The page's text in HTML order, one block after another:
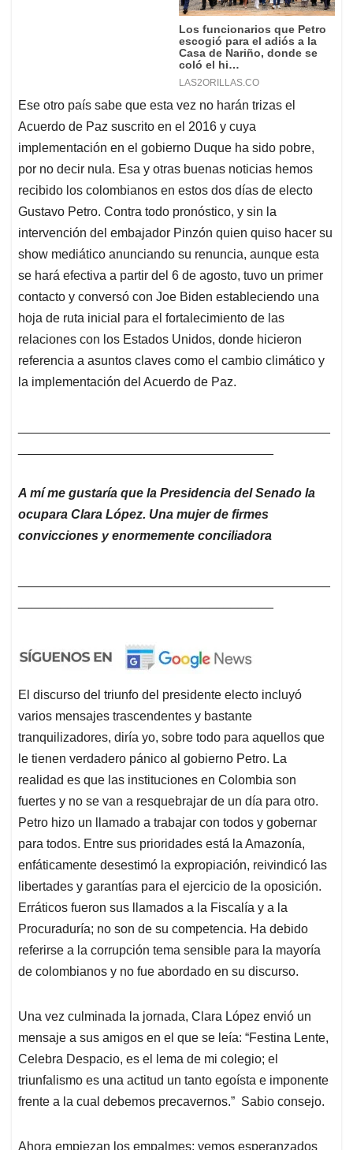
Ese otro país sabe que esta vez no harán trizas el
Acuerdo de Paz suscrito en el 2016 y cuya
implementación en el gobierno Duque ha sido pobre,
por no decir nula. Esa y otras buenas noticias hemos
recibido los colombianos en estos dos días de electo
Gustavo Petro. Contra todo pronóstico, y sin la
intervención del embajador Pinzón quien quiso hacer su
show mediático anunciando su renuncia, aunque esta
se hará efectiva a partir del 6 de agosto, tuvo un primer
contacto y conversó con Joe Biden estableciendo una
hoja de ruta inicial para el fortalecimiento de las
relaciones con los Estados Unidos, donde hicieron
referencia a asuntos claves como el cambio climático y
la implementación del Acuerdo de Paz.
A mí me gustaría que la Presidencia del Senado la
ocupara Clara López. Una mujer de firmes
convicciones y enormemente conciliadora
El discurso del triunfo del presidente electo incluyó
varios mensajes trascendentes y bastante
tranquilizadores, diría yo, sobre todo para aquellos que
le tienen verdadero pánico al gobierno Petro. La
realidad es que las instituciones en Colombia son
fuertes y no se van a resquebrajar de un día para otro.
Petro hizo un llamado a trabajar con todos y gobernar
para todos. Entre sus prioridades está la Amazonía,
enfáticamente desestimó la expropiación, reivindicó las
libertades y garantías para el ejercicio de la oposición.
Erráticos fueron sus llamados a la Fiscalía y a la
Procuraduría; no son de su competencia. Ha debido
referirse a la corrupción tema sensible para la mayoría
de colombianos y no fue abordado en su discurso.
Una vez culminada la jornada, Clara López envió un
mensaje a sus amigos en el que se leía: “Festina Lente,
Celebra Despacio, es el lema de mi colegio; el
triunfalismo es una actitud un tanto egoísta e imponente
frente a la cual debemos precavernos.” Sabio consejo.
Ahora empiezan los empalmes; vemos esperanzados